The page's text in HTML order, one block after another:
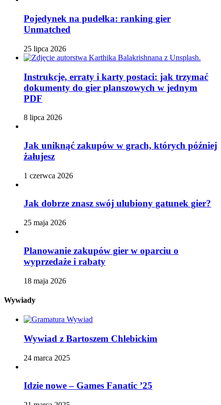
Pojedynek na pudełka: ranking gier
Unmatched
25 lipca 2026
Instrukcje, erraty i karty postaci: jak trzymać
dokumenty do gier planszowych w jednym
PDF
8 lipca 2026
Jak uniknąć zakupów w grach, których później
żałujesz
1 czerwca 2026
Jak dobrze znasz swój ulubiony gatunek gier?
25 maja 2026
Planowanie zakupów gier w oparciu o
wyprzedaże i rabaty
18 maja 2026
Wywiady
Wywiad z Bartoszem Chlebickim
24 marca 2025
Idzie nowe – Games Fanatic ’25